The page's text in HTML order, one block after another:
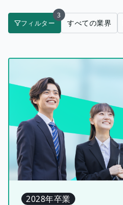
フィルター
3
すべての業界
2028年卒業